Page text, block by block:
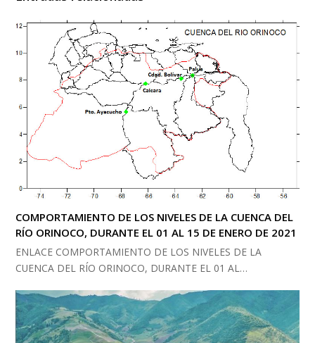
COMPORTAMIENTO DE LOS NIVELES DE LA CUENCA DEL
RÍO ORINOCO, DURANTE EL 01 AL 15 DE ENERO DE 2021
ENLACE COMPORTAMIENTO DE LOS NIVELES DE LA
CUENCA DEL RÍO ORINOCO, DURANTE EL 01 AL…